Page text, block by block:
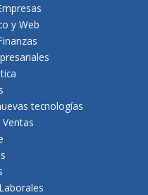
y Web
tecnologías